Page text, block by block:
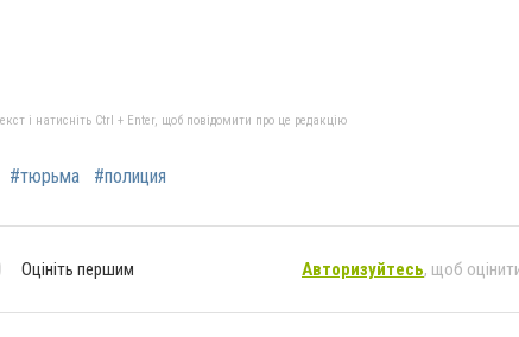
і натисніть Ctrl + Enter, щоб повідомити про це редакцію
#тюрьма #полиция
Оцініть першим Авторизуйтесь, щоб